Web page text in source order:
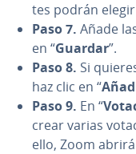
tes podrán
Paso 7. Añade
en “Guardar”.
Paso 8. Si
haz clic en “
Paso 9. En “
crear varias
ello, Zoom